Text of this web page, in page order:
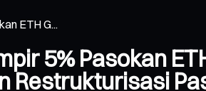
ETH G...
5% Pasokan
Restrukturisasi